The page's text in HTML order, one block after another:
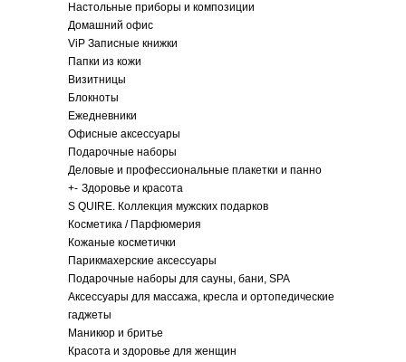
Настольные приборы и композиции
Домашний офис
ViP Записные книжки
Папки из кожи
Визитницы
Блокноты
Ежедневники
Офисные аксессуары
Подарочные наборы
Деловые и профессиональные плакетки и панно
+- Здоровье и красота
S QUIRE. Коллекция мужских подарков
Косметика / Парфюмерия
Кожаные косметички
Парикмахерские аксессуары
Подарочные наборы для сауны, бани, SPA
Аксессуары для массажа, кресла и ортопедические
гаджеты
Маникюр и бритье
Красота и здоровье для женщин